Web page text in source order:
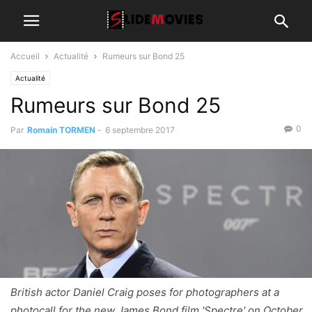
Accueil Actualité Rumeurs sur Bond 25
Actualité
Rumeurs sur Bond 25
Par Romain TORMEN - 6 septembre 2017 0
British actor Daniel Craig poses for photographers at a